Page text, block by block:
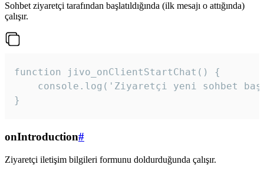
Sohbet ziyaretçi tarafından başlatıldığında (ilk mesajı o attığında)
çalışır.
function jivo_onClientStartChat() {
console.log('Ziyaretçi yeni sohbet
}
onIntroduction#
Ziyaretçi iletişim bilgileri formunu doldurduğunda çalışır.